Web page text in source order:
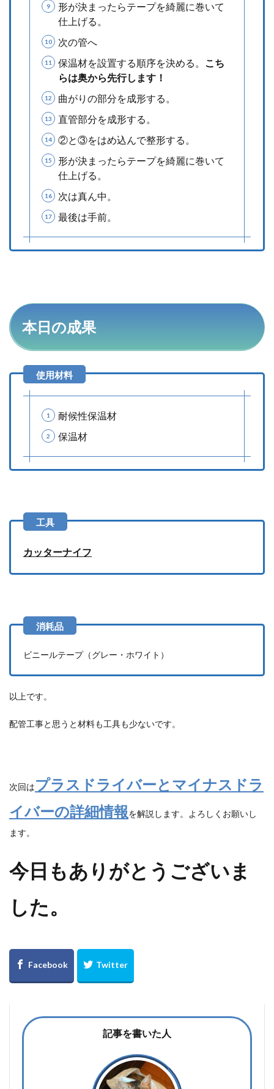
形が決まったらテープを綺麗に巻いて
仕上げる。
次の管へ
保温材を設置する順序を決める。
こち
らは奥から先行します！
曲がりの部分を成形する。
直管部分を成形する。
②と③をはめ込んで整形する。
形が決まったらテープを綺麗に巻いて
仕上げる。
次は真ん中。
最後は手前。
本日の成果
耐候性保温材
保温材
カッターナイフ
ビニールテープ（グレー・ホワイト）
以上です。
配管工事と思うと材料も工具も少ないです。
次回はプラスドライバーとマイナスドラ
イバーの詳細情報を解説します。よろしくお願いし
ます。
今日もありがとうございま
した。
記事を書いた人